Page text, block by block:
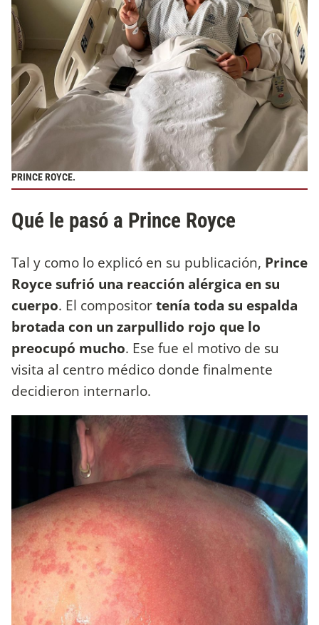
PRINCE ROYCE.
Qué le pasó a Prince Royce
Tal y como lo explicó en su publicación, Prince
Royce sufrió una reacción alérgica en su
cuerpo. El compositortenía toda su espalda
brotada con un zarpullido rojo que lo
preocupó mucho. Ese fue el motivo de su
visita al centro médico donde finalmente
decidieron internarlo.